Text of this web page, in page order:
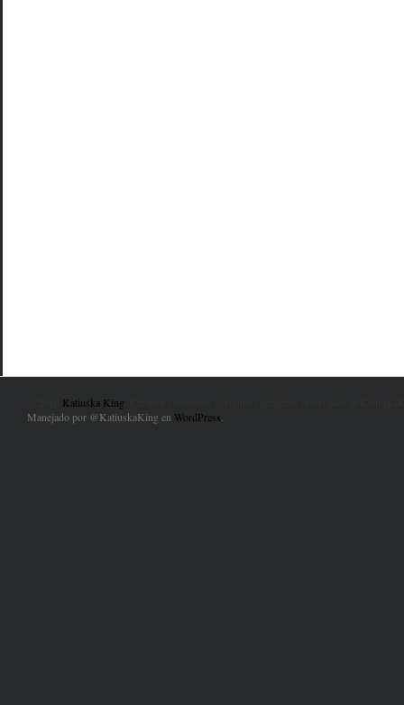
Katiuska King
Manejado por @KatiuskaKing en WordPress